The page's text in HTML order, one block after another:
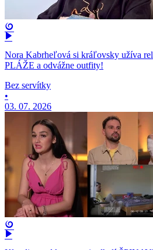
Nora Kabrheľová si kráľovsky užíva
PLÁŽE a odvážne outfity!
Bez servítky
•
03. 07. 2026